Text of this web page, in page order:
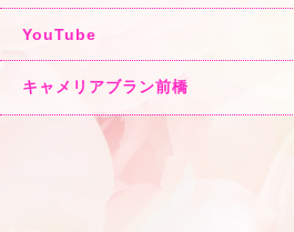
YouTube
キャメリアブラン前橋